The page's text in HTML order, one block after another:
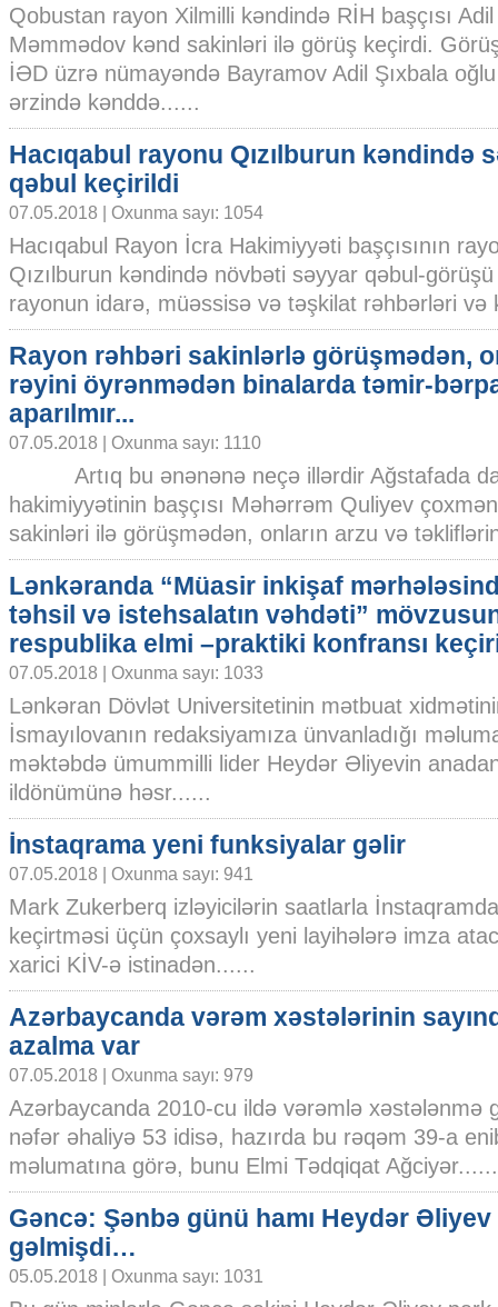
Qobustan rayon Xilmilli kəndində RİH başçısı Adil
Məmmədov kənd sakinləri ilə görüş keçirdi.
İƏD üzrə nümayəndə Bayramov Adil Şıxbala
ərzində kənddə......
Hacıqabul rayonu Qızılburun kəndində
qəbul keçirildi
07.05.2018 | Oxunma sayı: 1054
Hacıqabul Rayon İcra Hakimiyyəti başçısının
Qızılburun kəndində növbəti səyyar qəbul-
rayonun idarə, müəssisə və təşkilat rəhbərləri
Rayon rəhbəri sakinlərlə görüşmədən,
rəyini öyrənmədən binalarda təmir-
aparılmır...
07.05.2018 | Oxunma sayı: 1110
Artıq bu ənənənə neçə illərdir Ağstafada
hakimiyyətinin başçısı Məhərrəm Quliyev
sakinləri ilə görüşmədən, onların arzu və
Lənkəranda “Müasir inkişaf
təhsil və istehsalatın vəhdəti”
respublika elmi –praktiki konfransı
07.05.2018 | Oxunma sayı: 1033
Lənkəran Dövlət Universitetinin mətbuat
İsmayılovanın redaksiyamıza ünvanladığı
məktəbdə ümummilli lider Heydər Əliyevin
ildönümünə həsr......
İnstaqrama yeni funksiyalar gəlir
07.05.2018 | Oxunma sayı: 941
Mark Zukerberq izləyicilərin saatlarla
keçirtməsi üçün çoxsaylı yeni layihələrə imza
xarici KİV-ə istinadən......
Azərbaycanda vərəm xəstələrinin
azalma var
07.05.2018 | Oxunma sayı: 979
Azərbaycanda 2010-cu ildə vərəmlə xəstələnmə
nəfər əhaliyə 53 idisə, hazırda bu rəqəm 39-a
məlumatına görə, bunu Elmi Tədqiqat Ağciyər......
Gəncə: Şənbə günü hamı Heydər Əliyev
gəlmişdi…
05.05.2018 | Oxunma sayı: 1031